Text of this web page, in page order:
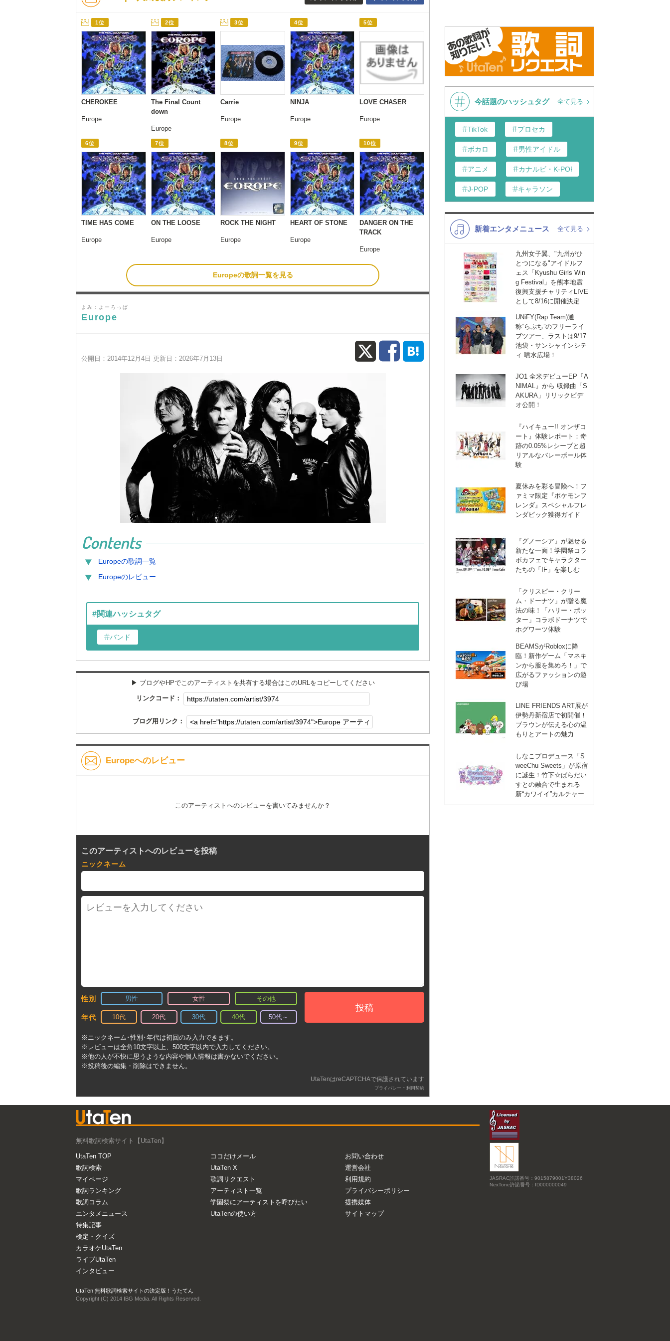
1位
CHEROKEE
Europe
2位
The Final Count
down
Europe
3位
Carrie
Europe
4位
NINJA
Europe
5位
LOVE CHASER
Europe
6位
TIME HAS COME
Europe
7位
ON THE LOOSE
Europe
8位
ROCK THE NIGHT
Europe
9位
HEART OF STONE
Europe
10位
DANGER ON THE
TRACK
Europe
Europeの歌詞一覧を見る
よみ：よーろっぱ
Europe
公開日：2014年12月4日 更新日：2026年7月13日 X Facebook
Contents
Europeの歌詞一覧
Europeのレビュー
#関連ハッシュタグ
バンド
▶︎ ブログやHPでこのアーティストを共有する場合はこのURLをコピーしてください
リンクコード：
ブログ用リンク：
Europeへのレビュー
このアーティストへのレビューを書いてみませんか？
このアーティストへのレビューを投稿
ニックネーム
性別 男性 女性 その他
年代 10代 20代 30代 40代 50代～
投稿
※ニックネーム･性別･年代は初回のみ入力できます。
※レビューは全角10文字以上、500文字以内で入力してください。
※他の人が不快に思うような内容や個人情報は書かないでください。
※投稿後の編集・削除はできません。
UtaTenはreCAPTCHAで保護されています
プライバシー - 利用契約
今話題のハッシュタグ 全て見る
TikTok プロセカ
ボカロ 男性アイドル
アニメ カナルビ・K-POP和訳
J-POP キャラソン
K-POP 演歌・歌謡
洋楽
VTuber ディズニー
新着エンタメニュース 全て見る
九州女子翼、"九州がひ
とつになる"アイドルフ
ェス「Kyushu Girls Win
g Festival」を熊本地震
復興支援チャリティLIVE
として8/16に開催決定
UNiFY(Rap Team)通
称“らぷち”のフリーライ
ブツアー、ラストは9/17
池袋・サンシャインシテ
ィ 噴水広場！
JO1 全米デビューEP『A
NIMAL』から 収録曲「S
AKURA」リリックビデ
オ公開！
『ハイキュー!! オンザコ
ート』体験レポート：奇
跡の0.05%レシーブと超
リアルなバレーボール体
験
夏休みを彩る冒険へ！フ
ァミマ限定『ポケモンフ
レンダ』スペシャルフレ
ンダピック獲得ガイド
『グノーシア』が魅せる
新たな一面！学園祭コラ
ボカフェでキャラクター
たちの「IF」を楽しむ
「クリスピー・クリー
ム・ドーナツ」が贈る魔
法の味！「ハリー・ポッ
ター」コラボドーナツで
ホグワーツ体験
BEAMSがRobloxに降
臨！新作ゲーム「マネキ
ンから服を集めろ！」で
広がるファッションの遊
び場
LINE FRIENDS ART展が
伊勢丹新宿店で初開催！
ブラウンが伝える心の温
もりとアートの魅力
しなこプロデュース「S
weeChu Sweets」が原宿
に誕生！竹下☆ぱらだい
すとの融合で生まれる
新“カワイイ”カルチャー
無料歌詞検索サイト【UtaTen】
UtaTen TOP
歌詞検索
マイページ
歌詞ランキング
歌詞コラム
エンタメニュース
特集記事
検定・クイズ
カラオケUtaTen
ライブUtaTen
インタビュー
ココだけメール
UtaTen X
歌詞リクエスト
アーティスト一覧
学園祭にアーティストを呼びたい
UtaTenの使い方
お問い合わせ
運営会社
利用規約
プライバシーポリシー
提携媒体
サイトマップ
UtaTen 無料歌詞検索サイトの決定版！うたてん
Copyright (C) 2014 IBG Media. All Rights Reserved.
JASRAC許諾番号：9015879001Y38026
NexTone許諾番号：ID000000049